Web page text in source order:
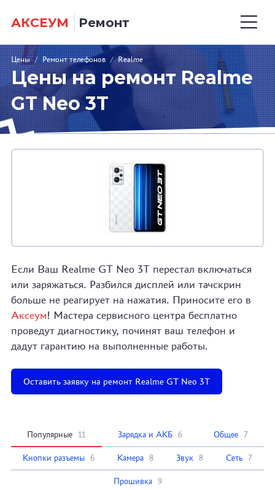
АКСЕУМ Ремонт
Цены / Ремонт телефонов / Realme
Цены на ремонт Realme
GT Neo 3T
Если Ваш Realme GT Neo 3T перестал включаться
или заряжаться. Разбился дисплей или тачскрин
больше не реагирует на нажатия. Приносите его в
Аксеум! Мастера сервисного центра бесплатно
проведут диагностику, починят ваш телефон и
дадут гарантию на выполненные работы.
Оставить заявку на ремонт Realme GT Neo 3T
Популярные 11 Зарядка и АКБ 6 Общее 7
Кнопки разъемы 6 Камера 8 Звук 8 Сеть 7
Прошивка 9